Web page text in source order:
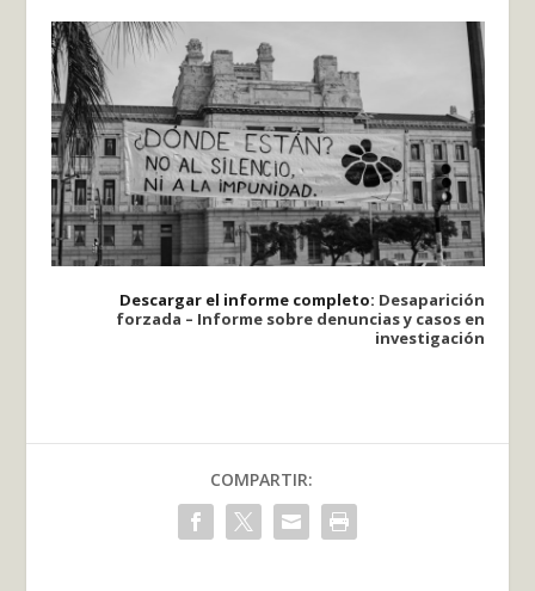
Descargar el informe completo: Desaparición
forzada – Informe sobre denuncias y casos en
investigación
COMPARTIR: